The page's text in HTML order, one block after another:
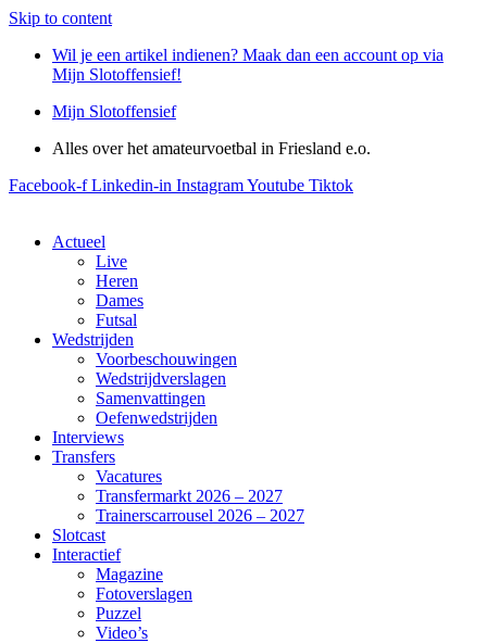
Skip to content
Wil je een artikel indienen? Maak dan een account op via
Mijn Slotoffensief!
Mijn Slotoffensief
Alles over het amateurvoetbal in Friesland e.o.
Facebook-f Linkedin-in InstagramYoutube Tiktok
Actueel
Live
Heren
Dames
Futsal
Wedstrijden
Voorbeschouwingen
Wedstrijdverslagen
Samenvattingen
Oefenwedstrijden
Interviews
Transfers
Vacatures
Transfermarkt 2026 – 2027
Trainerscarrousel 2026 – 2027
Slotcast
Interactief
Magazine
Fotoverslagen
Puzzel
Video’s